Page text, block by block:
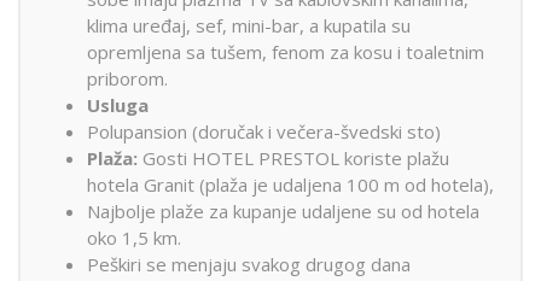
klima uređaj, sef, mini-bar, a kupatila su
opremljena sa tušem, fenom za kosu i toaletnim
priborom.
Usluga
Polupansion (doručak i večera-švedski sto)
Plaža: Gosti HOTEL PRESTOL koriste plažu
hotela Granit (plaža je udaljena 100 m od hotela),
Najbolje plaže za kupanje udaljene su od hotela
oko 1,5 km.
Peškiri se menjaju svakog drugog dana